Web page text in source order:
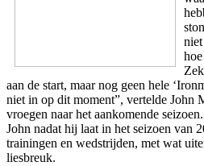
aan de start, maar nog geen hele
niet in op dit moment”, vertelde John
vroegen naar het aankomende
John nadat hij laat in het seizoen van
trainingen en wedstrijden, met wat
liesbreuk.